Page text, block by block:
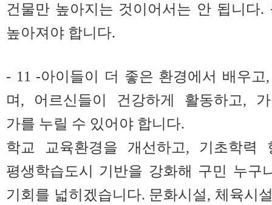
건물만 높아지는 것이어서는 안 됩니다
높아져야 합니다.
- 11 -아이들이 더 좋은 환경에서 배우
며, 어르신들이 건강하게 활동하고, 가
가를 누릴 수 있어야 합니다.
학교 교육환경을 개선하고, 기초학력
평생학습도시 기반을 강화해 구민 누구
기회를 넓히겠습니다. 문화시설, 체육시